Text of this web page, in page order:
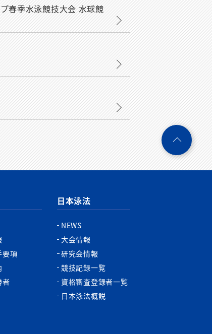
春季水泳競技大会 水球競
要項
者
日本泳法
NEWS
大会情報
研究会情報
競技記録一覧
資格審査登録者一覧
日本泳法概説